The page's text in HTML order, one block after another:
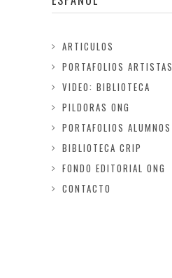
ARTICULOS
PORTAFOLIOS ARTISTAS
VIDEO: BIBLIOTECA
PILDORAS ONG
PORTAFOLIOS ALUMNOS
BIBLIOTECA CRIP
FONDO EDITORIAL ONG
CONTACTO